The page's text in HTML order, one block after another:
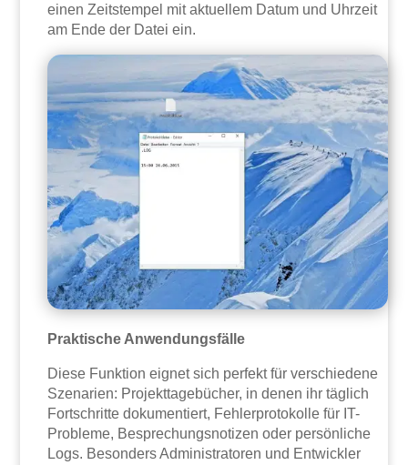
einen Zeitstempel mit aktuellem Datum und Uhrzeit
am Ende der Datei ein.
Praktische Anwendungsfälle
Diese Funktion eignet sich perfekt für verschiedene
Szenarien: Projekttagebücher, in denen ihr täglich
Fortschritte dokumentiert, Fehlerprotokolle für IT-
Probleme, Besprechungsnotizen oder persönliche
Logs. Besonders Administratoren und Entwickler